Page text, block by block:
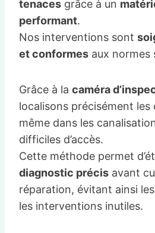
tenaces grâce à un
performant.
Nos interventions sont
et conformes aux normes
Grâce à la caméra
localisons précisément
même dans les
difficiles d’accès.
Cette méthode permet
diagnostic précis avant
réparation, évitant ainsi les
les interventions inutiles.